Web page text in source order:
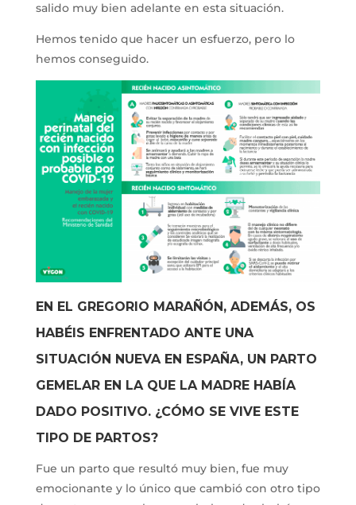
salido muy bien adelante en esta situación.
Hemos tenido que hacer un esfuerzo, pero lo
hemos conseguido.
EN EL GREGORIO MARAÑÓN, ADEMÁS, OS
HABÉIS ENFRENTADO ANTE UNA
SITUACIÓN NUEVA EN ESPAÑA, UN PARTO
GEMELAR EN LA QUE LA MADRE HABÍA
DADO POSITIVO. ¿CÓMO SE VIVE ESTE
TIPO DE PARTOS?
Fue un parto que resultó muy bien, fue muy
emocionante y lo único que cambió con otro tipo